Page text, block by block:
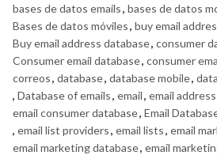
bases de datos emails, bases de datos
Bases de datos móviles, buy email
Buy email address database, consumer
Consumer email database, consumer
correos, database, database mobile,
, Database of emails, email, email
email consumer database, Email
, email list providers, email lists, email
email marketing database, email